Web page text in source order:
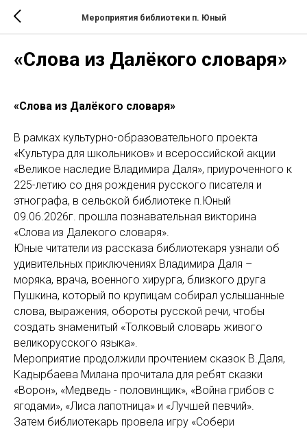
Мероприятия библиотеки п. Юный
«Слова из Далёкого словаря»
«Слова из Далёкого словаря»
В рамках культурно-образовательного проекта
«Культура для школьников» и всероссийской акции
«Великое наследие Владимира Даля», приуроченного к
225-летию со дня рождения русского писателя и
этнографа, в сельской библиотеке п.Юный
09.06.2026г. прошла познавательная викторина
«Слова из Далекого словаря».
Юные читатели из рассказа библиотекаря узнали об
удивительных приключениях Владимира Даля –
моряка, врача, военного хирурга, близкого друга
Пушкина, который по крупицам собирал услышанные
слова, выражения, обороты русской речи, чтобы
создать знаменитый «Толковый словарь живого
великорусского языка».
Мероприятие продолжили прочтением сказок В.Даля,
Кадырбаева Милана прочитала для ребят сказки
«Ворон», «Медведь - половинщик», «Война грибов с
ягодами», «Лиса лапотница» и «Лучшей певчий».
Затем библиотекарь провела игру «Собери